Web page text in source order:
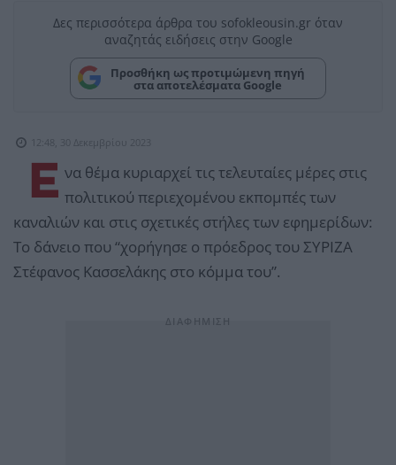
Δες περισσότερα άρθρα του sofokleousin.gr όταν
αναζητάς ειδήσεις στην Google
Προσθήκη ως προτιμώμενη πηγή
στα αποτελέσματα Google
12:48, 30 Δεκεμβρίου 2023
Ε να θέμα κυριαρχεί τις τελευταίες μέρες στις
πολιτικού περιεχομένου εκπομπές των
καναλιών και στις σχετικές στήλες των εφημερίδων:
Το δάνειο που “χορήγησε ο πρόεδρος του ΣΥΡΙΖΑ
Στέφανος Κασσελάκης στο κόμμα του”.